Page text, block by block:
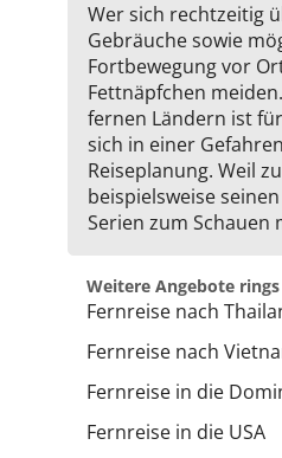
Wer sich rechtzeitig
Gebräuche sowie
Fortbewegung vor
Fettnäpfchen
fernen Ländern ist
sich in einer
Reiseplanung. Weil
beispielsweise
Serien zum Schauen
Weitere Angebote
Fernreise nach
Fernreise nach
Fernreise in die
Fernreise in die USA